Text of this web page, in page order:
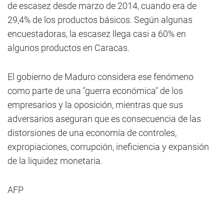
de escasez desde marzo de 2014, cuando era de
29,4% de los productos básicos. Según algunas
encuestadoras, la escasez llega casi a 60% en
algunos productos en Caracas.
El gobierno de Maduro considera ese fenómeno
como parte de una "guerra económica" de los
empresarios y la oposición, mientras que sus
adversarios aseguran que es consecuencia de las
distorsiones de una economía de controles,
expropiaciones, corrupción, ineficiencia y expansión
de la liquidez monetaria.
AFP